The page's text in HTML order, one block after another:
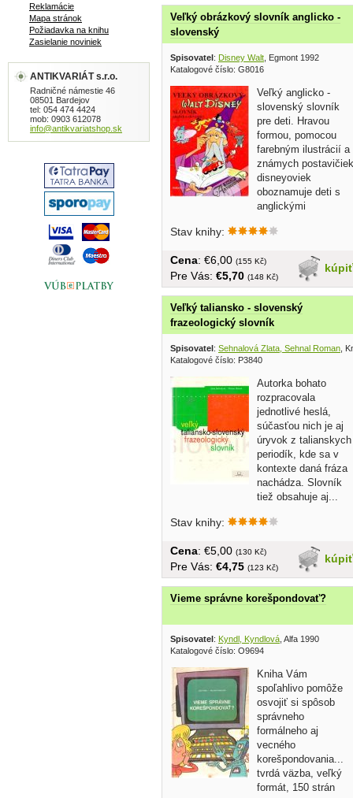
Veľký obrázkový slovník anglicko -
slovenský
Spisovatel: Disney Walt , Egmont 1992
Katalogové číslo: G8016
Veľký anglicko -
slovenský slovník
pre deti. Hravou
formou, pomocou
farebným ilustrácií a
známych postavičiek
disneyoviek
oboznamuje deti s
anglickými
Stav knihy:
kúpiť
Cena: €6,00 (155 Kč)
Pre Vás: €5,70 (148 Kč)
Veľký taliansko - slovenský
frazeologický slovník
Spisovatel: Sehnalová Zlata, Sehnal Roman ,
Katalogové číslo: P3840
Autorka bohato
rozpracovala
jednotlivé heslá,
súčasťou nich je aj
úryvok z talianskych
periodík, kde sa v
kontexte daná fráza
nachádza. Slovník
tiež obsahuje aj...
Stav knihy:
kúpiť
Cena: €5,00 (130 Kč)
Pre Vás: €4,75 (123 Kč)
Vieme správne korešpondovať?
Spisovatel: Kyndl, Kyndlová , Alfa 1990
Katalogové číslo: O9694
Kniha Vám
spoľahlivo pomôže
osvojiť si spôsob
správneho
formálneho aj
vecného
korešpondovania...
tvrdá väzba, veľký
formát, 150 strán
Reklamácie
Mapa stránok
Požiadavka na knihu
Zasielanie noviniek
ANTIKVARIÁT s.r.o.
Radničné námestie 46
08501 Bardejov
tel: 054 474 4424
mob: 0903 612078
info@antikvariatshop.sk